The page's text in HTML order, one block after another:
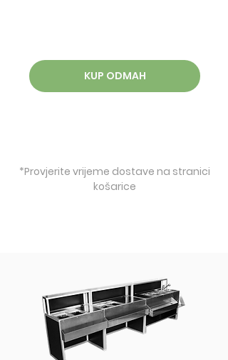
KUP ODMAH
*Provjerite vrijeme dostave na stranici
košarice